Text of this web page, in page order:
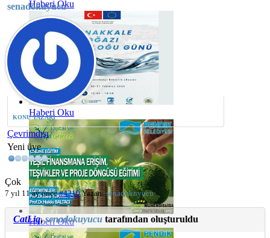
Haberi Oku
Haberi Oku
Haberi Oku
senadokuyucu
KONU YAZARI
Çevrimdışı
Yeni üye
Çok
7 yıl 11 ay önce #4210 Yazan:senadokuyucu
CatLiq,senadokuyucu tarafından oluşturuldu